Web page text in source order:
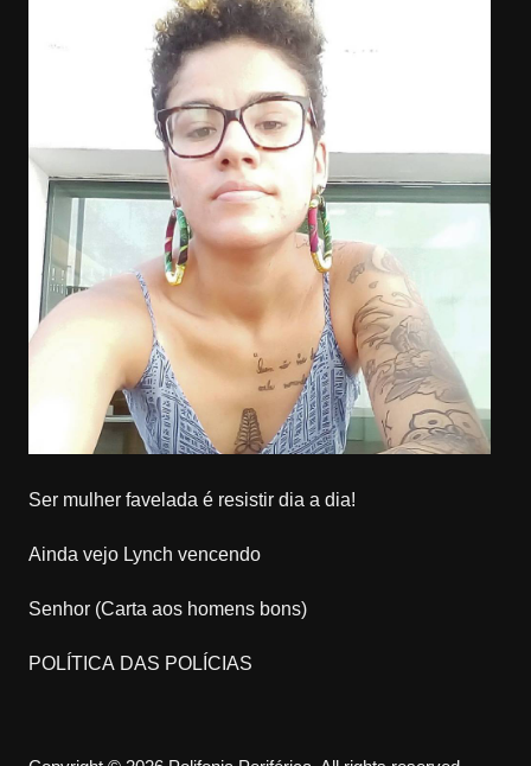
Ser mulher favelada é resistir dia a dia!
Ainda vejo Lynch vencendo
Senhor (Carta aos homens bons)
POLÍTICA DAS POLÍCIAS